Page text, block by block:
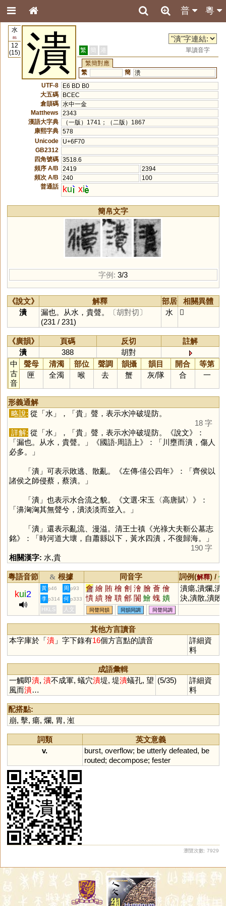
粵
普
水
85
12
(15)
潰 繁 簡 港
單讀音字
繁簡對應
繁
簡 溃
UTF-8
E6 BD B0
大五碼
BCEC
倉頡碼 水中一金
Matthews
2343
漢語大字典
（一版）1741；（二版）1867
康熙字典 578
Unicode
U+6F70
GB2312
四角號碼 3518.6
頻序 A/B
2419
2394
頻次 A/B
240
100
普通話
ku xi
簡帛文字
字例: 3/3
《說文》 解釋 部居
相關異體
潰
漏也。从水，貴聲。
〔胡對切〕
(231 / 231)
水 𤃘
《廣韻》 頁碼 反切
註解
潰
388
胡對
中
古
音
聲母 清濁 部位 聲調 韻攝 韻目 開合
等第
匣
全濁 喉 去 蟹 灰/隊 合 一
形義通解
略說: 從「水」，「貴」聲，表示水沖破堤防。
18 字
詳解: 從「水」，「貴」聲，表示水沖破堤防。《說文》：
「漏也。从水，貴聲。」《國語‧周語上》：「川壅而潰，傷人
必多。」
「潰」可表示敗逃、散亂。《左傳‧僖公四年》：「齊侯以
諸侯之師侵蔡，蔡潰。」
「潰」也表示水合流之貌。《文選‧宋玉〈高唐賦〉》：
「濞洶洶其無聲兮，潰淡淡而並入。」
「潰」還表示亂流、漫溢。清王士禛《光祿大夫靳公墓志
銘》：「時河道大壞，自蕭縣以下，黃水四潰，不復歸海。」
190 字
相關漢字: 水,貴
粵語音節 & 根據 同音字 詞例(解釋) /
kui2
黃 p46 周 p93 會 繪 賄 檜 劊 澮 膾 薈 儈
憒 繢 獪 聵 鄶 闠 鱠 螝 嬇
瞶 襘 旝 禬 廥
潰瘍,潰爛,潰
決,潰散,潰敗,
潰不成軍
李 p314 何 p333
HKLS 人文 同聲同韻 同韻同調 同聲同調
其他方言讀音
本字庫於「潰」字下錄有16個方言點的讀音
詳細資
料
成語彙輯
一觸即潰, 潰不成軍, 蟻穴潰堤, 堤潰蟻孔, 望
風而潰…
(5/35)
詳細資
料
配搭點:
崩, 擊, 瘍, 爛, 胃, 渱
詞類
英文意義
v.
burst, overflow; be utterly defeated, be
routed; decompose; fester
瀏覽次數: 7929